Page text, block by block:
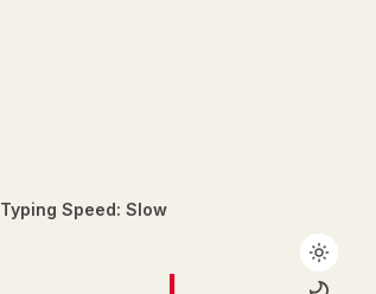
Typing Speed: Slow